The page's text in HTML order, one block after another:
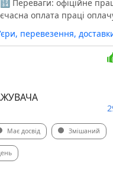
🔢 Переваги: офіційне
оплата праці
перевезення,
Має досвід Змішаний